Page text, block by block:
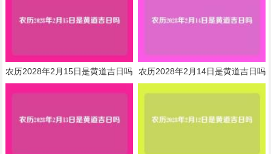
农历2028年2月15日是黄道吉日吗 农历2028年2月14日是黄道吉日吗